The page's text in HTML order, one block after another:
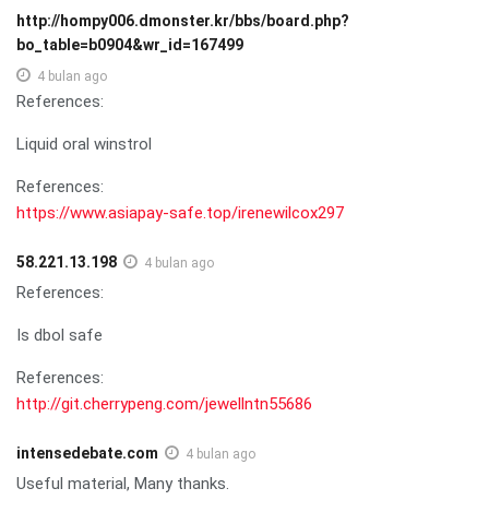
http://hompy006.dmonster.kr/bbs/board.php?
bo_table=b0904&wr_id=167499
4 bulan ago
References:
Liquid oral winstrol
References:
https://www.asiapay-safe.top/irenewilcox297
58.221.13.198 4 bulan ago
References:
Is dbol safe
References:
http://git.cherrypeng.com/jewellntn55686
intensedebate.com 4 bulan ago
Useful material, Many thanks.